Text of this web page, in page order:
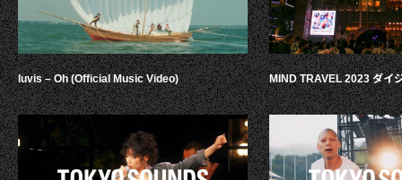
luvis – Oh (Official Music Video) MIND TRAVEL 2023 ダイ